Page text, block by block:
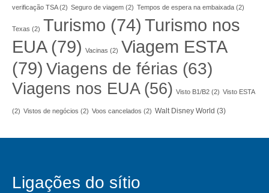
verificação TSA(2) Seguro de viagem (2) Tempos de espera na embaixada (2)
Texas (2) Turismo (74) Turismo nos
EUA(79) Vacinas (2) Viagem ESTA
(79) Viagens de férias (63)
Viagens nos EUA(56) Visto B1/B2 (2) Visto ESTA
(2) Vistos de negócios (2) Voos cancelados (2) Walt Disney World (3)
Ligações do sítio